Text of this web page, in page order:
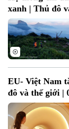
xanh | Thủ đô
EU- Việt Nam
đô và thế giới |